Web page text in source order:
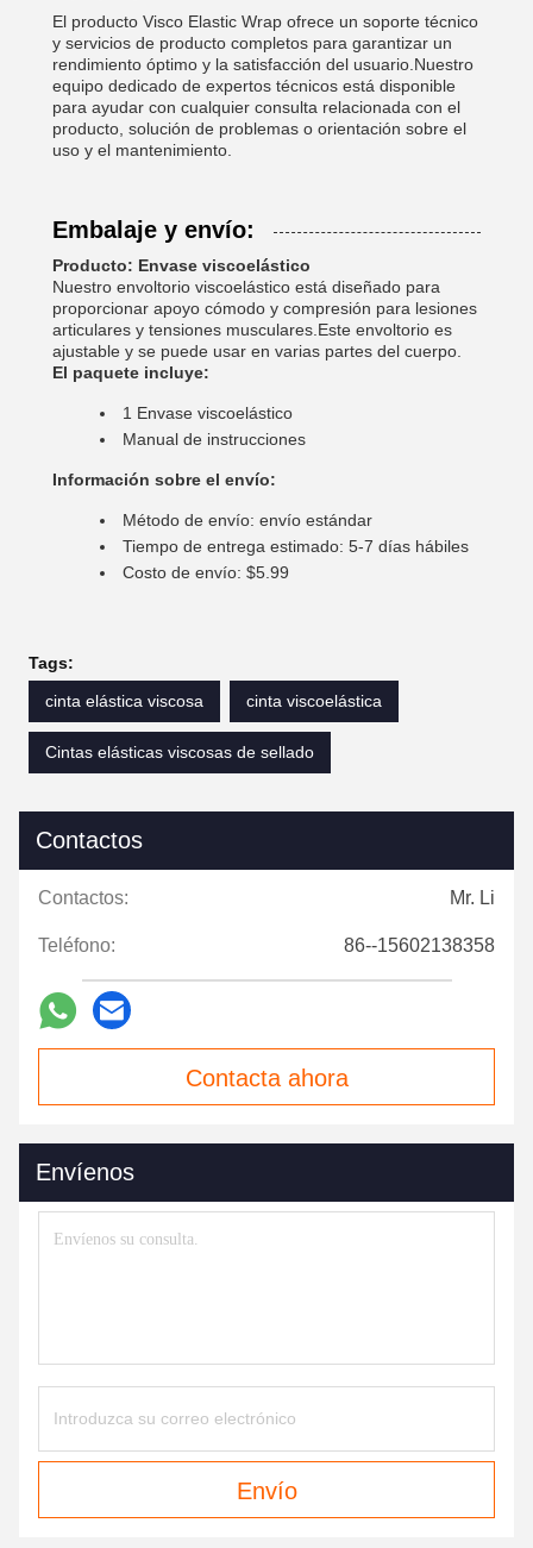
El producto Visco Elastic Wrap ofrece un soporte técnico
y servicios de producto completos para garantizar un
rendimiento óptimo y la satisfacción del usuario.Nuestro
equipo dedicado de expertos técnicos está disponible
para ayudar con cualquier consulta relacionada con el
producto, solución de problemas o orientación sobre el
uso y el mantenimiento.
Embalaje y envío:
Producto: Envase viscoelástico
Nuestro envoltorio viscoelástico está diseñado para
proporcionar apoyo cómodo y compresión para lesiones
articulares y tensiones musculares.Este envoltorio es
ajustable y se puede usar en varias partes del cuerpo.
El paquete incluye:
1 Envase viscoelástico
Manual de instrucciones
Información sobre el envío:
Método de envío: envío estándar
Tiempo de entrega estimado: 5-7 días hábiles
Costo de envío: $5.99
Tags:
cinta elástica viscosa
cinta viscoelástica
Cintas elásticas viscosas de sellado
Contactos
Contactos: Mr. Li
Teléfono: 86--15602138358
Contacta ahora
Envíenos
Envío